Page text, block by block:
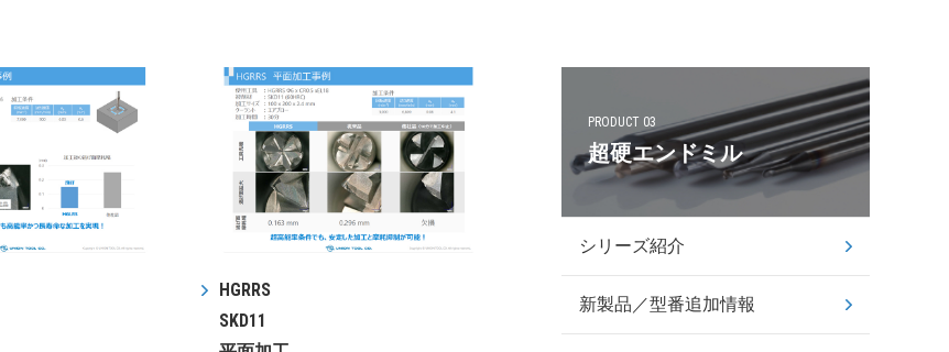
HGRRS
SKD11
PRODUCT 03
超硬エンドミル
シリーズ紹介
新製品／型番追加情報